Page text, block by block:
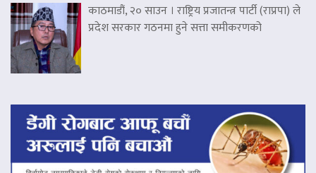
काठमाडौं, २० साउन । राष्ट्रिय प्रजातन्त्र पार्टी (राप्रपा) ले
प्रदेश सरकार गठनमा हुने सत्ता समीकरणको